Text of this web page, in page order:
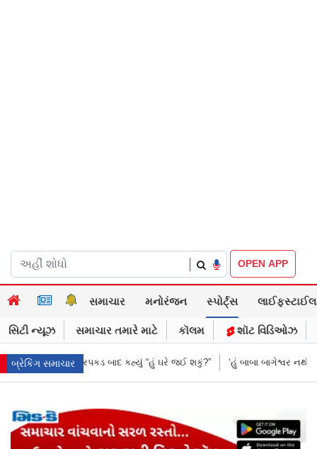
OPEN APP
સમાચાર મનોરંજન સ્પોર્ટ્સ લાઈફસ્ટાઈલ
સિટી ન્યૂઝ સમાચાર તમારે માટે કૉલમ શૉટ વિડિઓઝ
બ્રેકિંગ સમાચાર
“હું ઘરે જઈ શકું?” ‘હું બાબા બાગેશ્વર નથી...’: IIT દિલ્હીમાં વિદ્યાર્થીઓ સાથે PM